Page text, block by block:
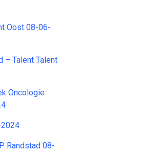
Oost 08-06-
– Talent Talent
Oncologie
Randstad 08-